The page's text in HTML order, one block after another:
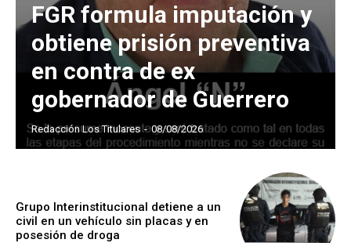
FGR formula imputación y
obtiene prisión preventiva
en contra de ex
gobernador de Guerrero
Redacción Los Titulares - 08/08/2026
Grupo Interinstitucional detiene a un
civil en un vehículo sin placas y en
posesión de droga